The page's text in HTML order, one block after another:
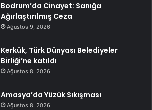
Bodrum’da Cinayet: Sanığa
Ağırlaştırılmış Ceza
Ağustos 9, 2026
Kerkük, Türk Dünyası Belediyeler
Birliği’ne katıldı
Ağustos 8, 2026
Amasya’da Yüzük Sıkışması
Ağustos 8, 2026